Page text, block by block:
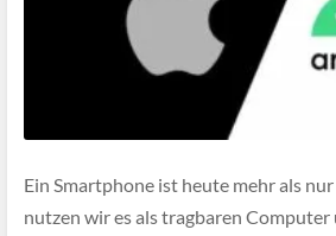
Ein Smartphone ist heute mehr als
nutzen wir es als tragbaren